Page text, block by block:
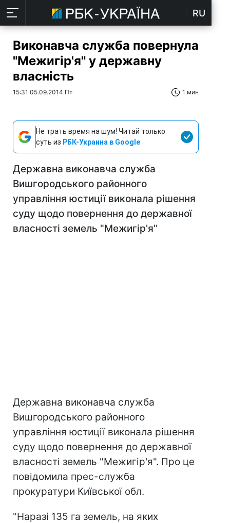
RU
Виконавча служба повернула
"Межигір'я" у державну
власність
15:31 05.09.2014 Пт 1 мин
Не трать время на шум! Читай только
суть из РБК-Украина в Google
Державна виконавча служба
Вишгородського районного
управління юстиції виконала рішення
суду щодо повернення до державної
власності земель "Межигір'я"
Державна виконавча служба
Вишгородського районного
управління юстиції виконала рішення
суду щодо повернення до державної
власності земель "Межигір'я". Про це
повідомила прес-служба
прокуратури Київської обл.
"Наразі 135 га земель, на яких